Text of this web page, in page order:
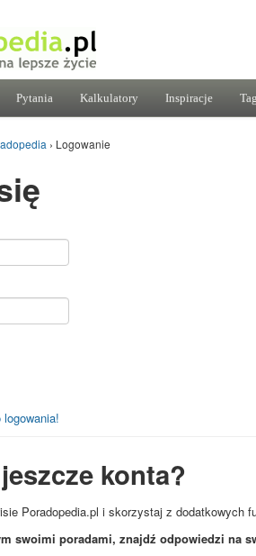
Pytania Kalkulatory Inspiracje
› Logowanie
konta?
Poradopedia.pl i skorzystaj z dodatkowych
swoimi poradami, znajdź odpowiedzi na